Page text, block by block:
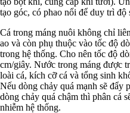
tạo góc, có phao nổi để duy trì độ
Cá trong máng nuôi không chỉ
ao và còn phụ thuộc vào tốc độ
trong hệ thống. Cho nên tốc độ
cm/giây. Nước trong máng được
loài cá, kích cỡ cá và tổng sinh
Nếu dòng chảy quá mạnh sẽ đẩy
dòng chảy quá chậm thì phân cá
nhiễm hệ thống.